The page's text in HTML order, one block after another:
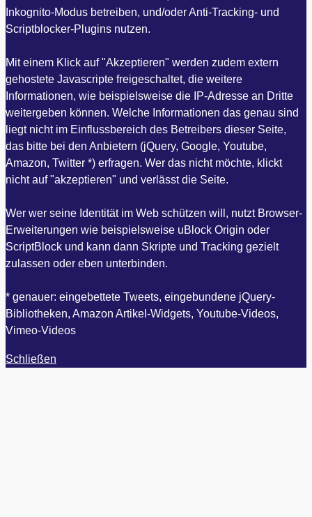
Inkognito-Modus betreiben, und/oder Anti-Tracking- und
Scriptblocker-Plugins nutzen.
Mit einem Klick auf "Akzeptieren" werden zudem extern
gehostete Javascripte freigeschaltet, die weitere
Informationen, wie beispielsweise die IP-Adresse an Dritte
weitergeben können. Welche Informationen das genau sind
liegt nicht im Einflussbereich des Betreibers dieser Seite,
das bitte bei den Anbietern (jQuery, Google, Youtube,
Amazon, Twitter *) erfragen. Wer das nicht möchte, klickt
nicht auf "akzeptieren" und verlässt die Seite.
Wer wer seine Identität im Web schützen will, nutzt Browser-
Erweiterungen wie beispielsweise uBlock Origin oder
ScriptBlock und kann dann Skripte und Tracking gezielt
zulassen oder eben unterbinden.
* genauer: eingebettete Tweets, eingebundene jQuery-
Bibliotheken, Amazon Artikel-Widgets, Youtube-Videos,
Vimeo-Videos
Schließen